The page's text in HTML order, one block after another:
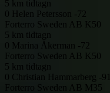
5 km tidtagn
0 Helen Petersson -72
Forterro Sweden AB K50
5 km tidtagn
0 Marina Åkerman -72
Forterro Sweden AB K50
5 km tidtagn
0 Christian Hammarberg -91
Forterro Sweden AB M35